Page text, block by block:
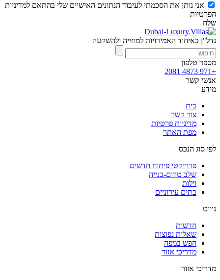
אני נותן את הסכמתי לעיבוד הנתונים האישיים שלי בהתאם למדיניות
הפרטיות
שלח
נדל"ן באיחוד האמירויות למחייה ולהשקעה
מספר טלפון
+971 4873 2081
אנשי קשר
מידע
בית
צור קשר
מדיניות פרטיות
מפת האתר
לפי סוג הנכס
פרוייקטי פיתוח חדשים
שלב טרום-בנייה
וילות
בתים עירוניים
ניווט
חדשות
שאלות נפוצות
חפש במפה
מדריכי אזור
מדריכי אזור